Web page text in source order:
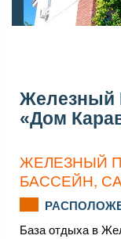
Железный
«Дом
ЖЕЛЕЗНЫЙ
БАССЕЙН,
База отдыха в